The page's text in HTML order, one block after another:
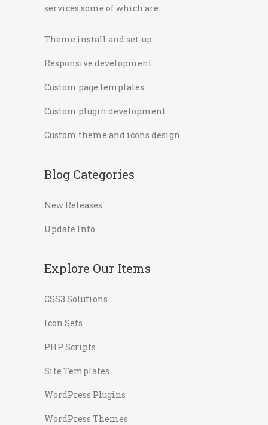
services some of which are:
Theme install and set-up
Responsive development
Custom page templates
Custom plugin development
Custom theme and icons design
Blog Categories
New Releases
Update Info
Explore Our Items
CSS3 Solutions
Icon Sets
PHP Scripts
Site Templates
WordPress Plugins
WordPress Themes